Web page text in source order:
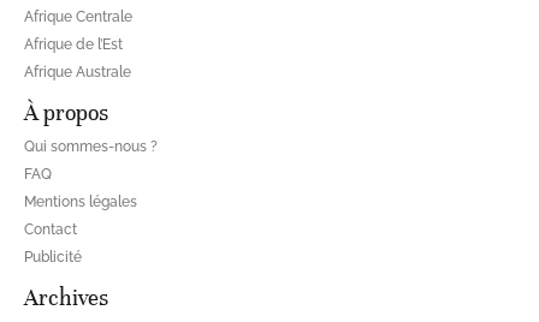
Afrique Centrale
Afrique de l’Est
Afrique Australe
À propos
Qui sommes-nous ?
FAQ
Mentions légales
Contact
Publicité
Archives